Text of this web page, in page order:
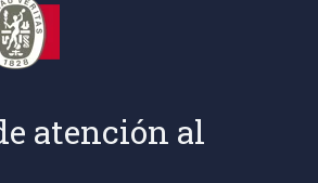
atención al